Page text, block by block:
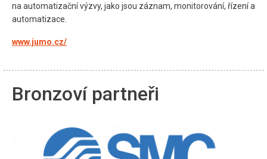
na automatizační výzvy, jako jsou záznam, monitorování, řízení a
automatizace.
www.jumo.cz/
Bronzoví partneři